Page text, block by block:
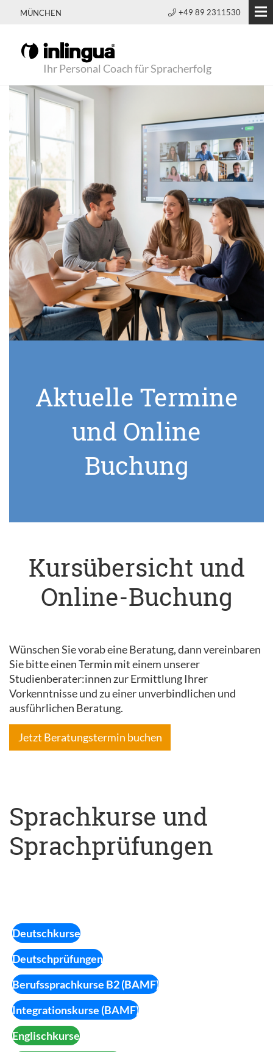
MÜNCHEN +49 89 2311530
Ihr Personal Coach für Spracherfolg
Aktuelle Termine
und Online
Buchung
Kursübersicht und
Online-Buchung
Wünschen Sie vorab eine Beratung, dann vereinbaren
Sie bitte einen Termin mit einem unserer
Studienberater:innen zur Ermittlung Ihrer
Vorkenntnisse und zu einer unverbindlichen und
ausführlichen Beratung.
Jetzt Beratungstermin buchen
Sprachkurse und
Sprachprüfungen
Deutschkurse
Deutschprüfungen
Berufssprachkurse B2 (BAMF)
Integrationskurse (BAMF)
Englischkurse